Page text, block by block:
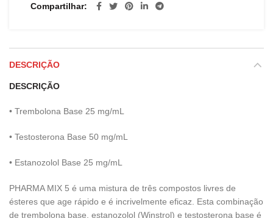
Compartilhar
DESCRIÇÃO
DESCRIÇÃO
• Trembolona Base 25 mg/mL
• Testosterona Base 50 mg/mL
• Estanozolol Base 25 mg/mL
PHARMA MIX 5 é uma mistura de três compostos livres de
ésteres que age rápido e é incrivelmente eficaz. Esta combinação
de trembolona base, estanozolol (Winstrol) e testosterona base é